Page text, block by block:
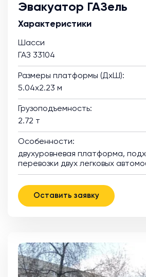
Эвакуатор ГАЗель
Характеристики
Шасси
ГАЗ 33104
Размеры платформы (ДхШ):
5.04х2.23 м
Грузоподъемность:
2.72 т
Особенности:
двухуровневая платформа,
перевозки двух легковых
Оставить заявку